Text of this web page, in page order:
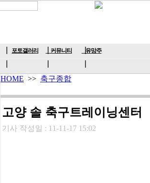
포토갤러리 커뮤니티 유망주
HOME >> 축구종합
고양 솔 축구트레이닝센터
기사 작성일 : 11-11-17 15:02